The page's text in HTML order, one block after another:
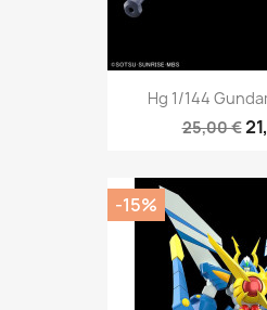
Hg 1/144
25,00 €
-15%